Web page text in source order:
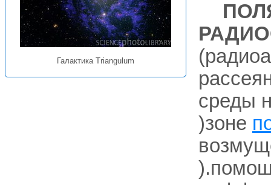
Галактика Triangulum
среды
)зоне